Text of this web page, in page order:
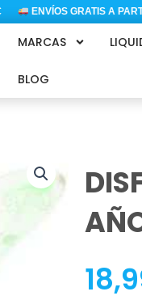
ENVÍOS GRATIS A PARTIR
MARCAS
BLOG